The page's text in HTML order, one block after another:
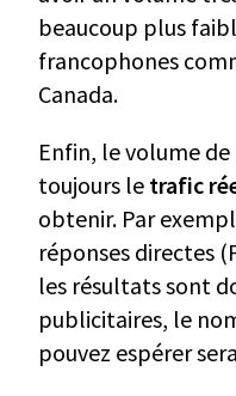
beaucoup plus
francophones
Canada.
Enfin, le volume
toujours le trafic
obtenir. Par
réponses directes
les résultats sont
publicitaires, le
pouvez espérer